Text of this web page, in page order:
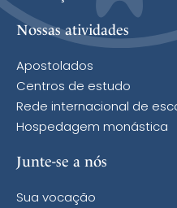
Nossas atividades
Apostolados
Centros de estudo
Rede internacional de
Hospedagem monástica
Junte-se a nós
Sua vocação